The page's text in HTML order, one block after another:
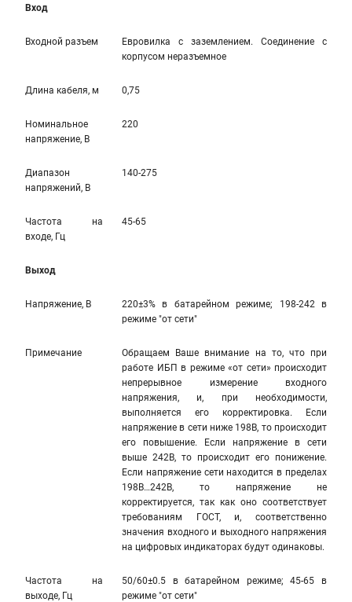
Вход
Входной разъем
Евровилка с заземлением. Соединение с
корпусом неразъемное
Длина кабеля, м 0,75
Номинальное
напряжение, В
220
Диапазон
напряжений, В
140-275
Частота на
входе, Гц
45-65
Выход
Напряжение, В
220±3% в батарейном режиме; 198-242 в
режиме "от сети"
Примечание
Обращаем Ваше внимание на то, что при
работе ИБП в режиме «от сети» происходит
непрерывное измерение входного
напряжения, и, при необходимости,
выполняется его корректировка. Если
напряжение в сети ниже 198В, то происходит
его повышение. Если напряжение в сети
выше 242В, то происходит его понижение.
Если напряжение сети находится в пределах
198В…242В, то напряжение не
корректируется, так как оно соответствует
требованиям ГОСТ, и, соответственно
значения входного и выходного напряжения
на цифровых индикаторах будут одинаковы.
Частота на
выходе, Гц
50/60±0.5 в батарейном режиме; 45-65 в
режиме "от сети"